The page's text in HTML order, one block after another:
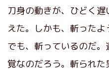
刀身の動きが、ひどく
えた。しかも、斬った
でも、斬っているのだ
覚なのだろう。斬られ